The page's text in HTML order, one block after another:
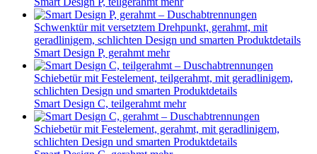
Schiebetür mit Festelement + Seitenwand in extravagantem
Design mit edlen Produktdetails und Soft-Close-Funktion
Ekinox C+Fmehr
Schiebetür in markantem Design in schwarz und Chrom mit
Festelement
Flat Cmehr
Schiebetür in markantem Design in schwarz und Chrom mit
Festelement + zusätzlicher Seitenwand
Flat C+Fmehr